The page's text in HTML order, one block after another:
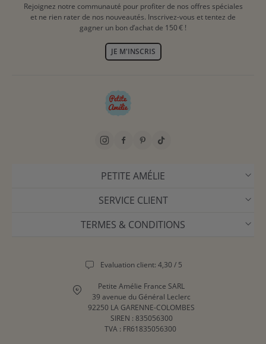
Rejoignez notre communauté pour profiter de nos offres spéciales
et ne rien rater de nos nouveautés. Inscrivez-vous et tentez de
gagner un bon d’achat de 150 € !
JE M'INSCRIS
PETITE AMÉLIE
SERVICE CLIENT
TERMES & CONDITIONS
Evaluation client: 4,30 / 5
Petite Amélie France SARL
39 avenue du Général Leclerc
92250 LA GARENNE-COLOMBES
SIREN : 835056300
TVA : FR61835056300